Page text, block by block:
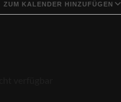
ZUM KALENDER HINZUFÜGEN